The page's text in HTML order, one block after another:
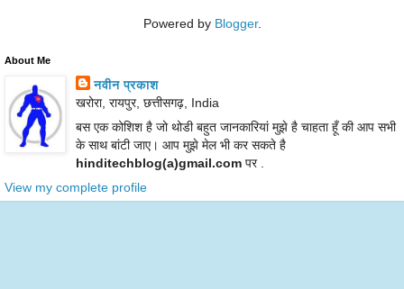
Powered by Blogger.
About Me
नवीन प्रकाश
खरोरा, रायपुर, छत्तीसगढ़, India
बस एक कोशिश है जो थोडी बहुत जानकारियां मुझे है चाहता हूँ की आप सभी
के साथ बांटी जाए। आप मुझे मेल भी कर सकते है
hinditechblog(a)gmail.comपर .
View my complete profile